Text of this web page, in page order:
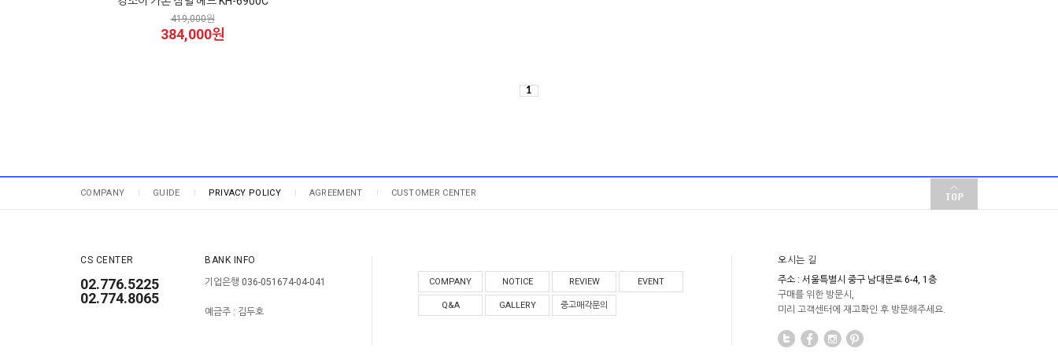
419,000원
384,000원
1
COMPANY GUIDE PRIVACY POLICY AGREEMENT CUSTOMER CENTER
CS CENTER
02.776.5225
02.774.8065
BANK INFO
기업은행 036-051674-04-041
예금주 : 김두호
COMPANY NOTICE REVIEW EVENT
Q&A GALLERY 중고매각문의
오시는 길
주소 : 서울특별시 중구 남대문로 6-4, 1층
구매를 위한 방문시,
미리 고객센터에 재고확인 후 방문해주세요.